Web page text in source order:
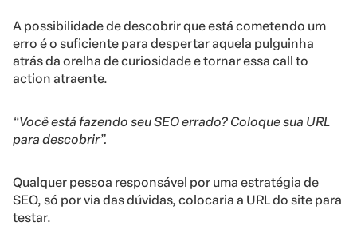
A possibilidade de descobrir que está cometendo um
erro é o suficiente para despertar aquela pulguinha
atrás da orelha de curiosidade e tornar essa call to
action atraente.
“Você está fazendo seu SEO errado? Coloque sua URL
para descobrir”.
Qualquer pessoa responsável por uma estratégia de
SEO, só por via das dúvidas, colocaria a URL do site para
testar.